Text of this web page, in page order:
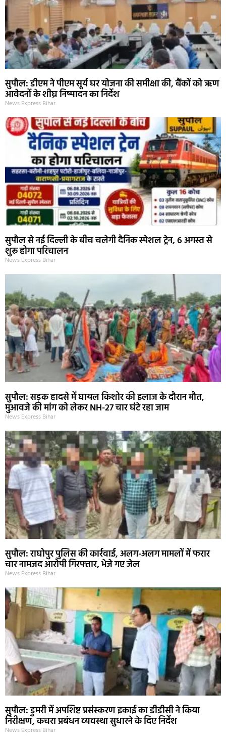
सुपौल: डीएम ने पीएम सूर्य घर योजना की समीक्षा की, बैंकों को ऋण
आवेदनों के शीघ्र निष्पादन का निर्देश
News Express Bihar
सुपौल से नई दिल्ली के बीच चलेगी दैनिक स्पेशल ट्रेन, 6 अगस्त से
शुरू होगा परिचालन
News Express Bihar
सुपौल: सड़क हादसे में घायल किशोर की इलाज के दौरान मौत,
मुआवजे की मांग को लेकर NH-27 चार घंटे रहा जाम
News Express Bihar
सुपौल: राघोपुर पुलिस की कार्रवाई, अलग-अलग मामलों में फरार
चार नामजद आरोपी गिरफ्तार, भेजे गए जेल
News Express Bihar
सुपौल: डुमरी में अपशिष्ट प्रसंस्करण इकाई का डीडीसी ने किया
निरीक्षण, कचरा प्रबंधन व्यवस्था सुधारने के दिए निर्देश
News Express Bihar